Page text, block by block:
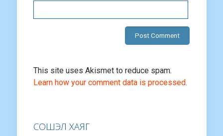
This site uses Akismet to reduce spam.
Learn how your comment data is processed.
СОШЭЛ ХАЯГ